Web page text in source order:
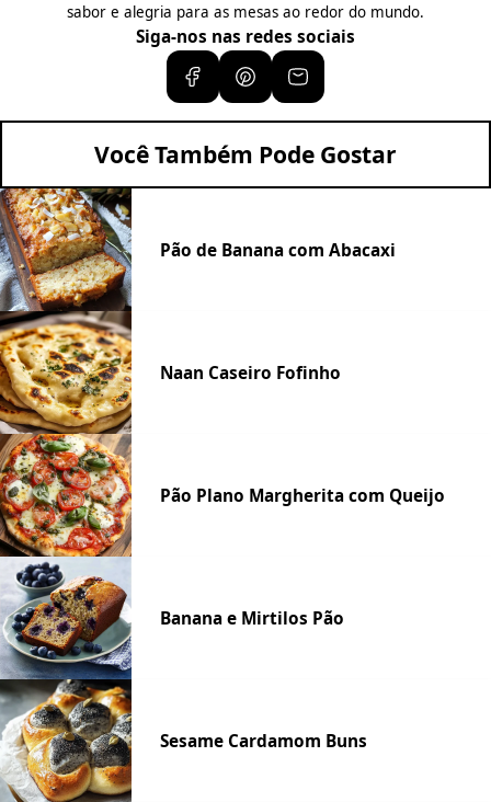
sabor e alegria para as mesas ao redor do mundo.
Siga-nos nas redes sociais
Você Também Pode Gostar
Pão de Banana com Abacaxi
Naan Caseiro Fofinho
Pão Plano Margherita com Queijo
Banana e Mirtilos Pão
Sesame Cardamom Buns